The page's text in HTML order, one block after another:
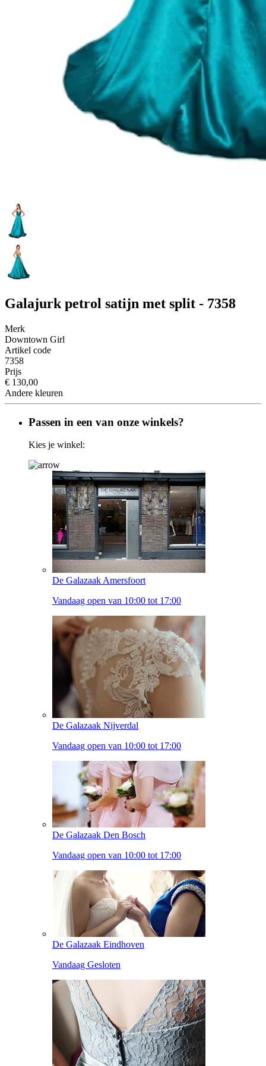
Galajurk petrol satijn met split - 7358
Merk
Downtown Girl
Artikel code
7358
Prijs
€ 130,00
Andere kleuren
Passen in een van onze winkels?
Kies je winkel:
De Galazaak Amersfoort
Vandaag open van 10:00 tot 17:00
De Galazaak Nijverdal
Vandaag open van 10:00 tot 17:00
De Galazaak Den Bosch
Vandaag open van 10:00 tot 17:00
De Galazaak Eindhoven
Vandaag Gesloten